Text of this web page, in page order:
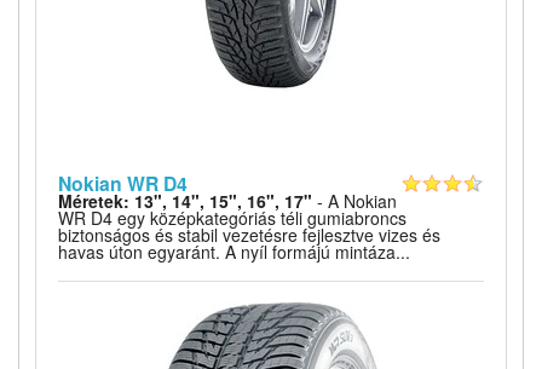
Nokian WR D4
Méretek: 13", 14", 15", 16", 17" - A Nokian
WR D4 egy középkategóriás téli gumiabroncs
biztonságos és stabil vezetésre fejlesztve vizes és
havas úton egyaránt. A nyíl formájú mintáza...